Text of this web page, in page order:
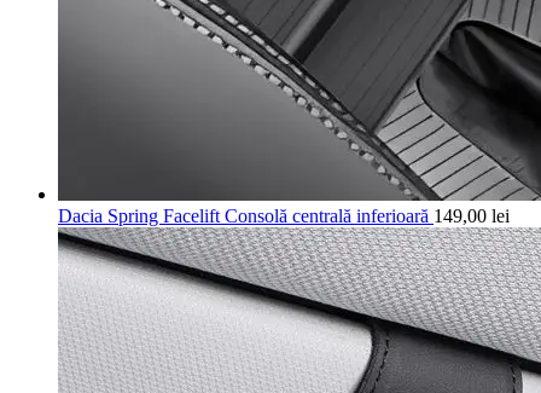
Dacia Spring Facelift Consolă centrală inferioară 149,00 lei